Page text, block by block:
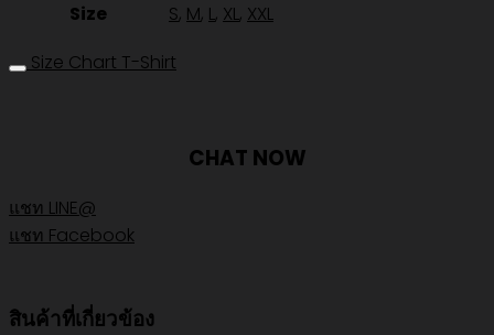
Size S, M, L, XL, XXL
Size Chart T-Shirt
CHAT NOW
แชท LINE@
แชท Facebook
สินค้าที่เกี่ยวข้อง